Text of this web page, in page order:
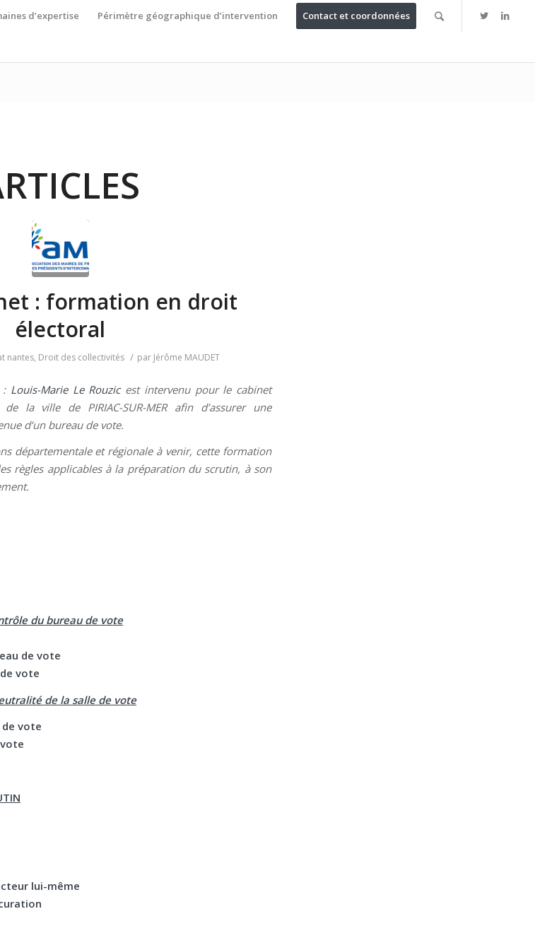
d’expertise Périmètre géographique d’intervention Contact et coordonnées
: formation en droit
électoral
nantes, Droit des collectivités / par Jérôme MAUDET
: Louis-Marie Le Rouzicest intervenu pour le cabinet
la ville de PIRIAC-SUR-MER afin d’assurer une
d’un bureau de vote.
départementale et régionale à venir, cette formation
règles applicables à la préparation du scrutin, à son
du bureau de vote
de vote
vote
de la salle de vote
de vote
lui-même